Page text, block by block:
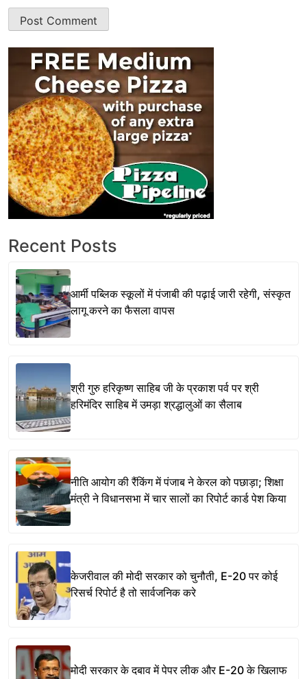
Recent Posts
आर्मी पब्लिक स्कूलों में पंजाबी की पढ़ाई जारी रहेगी, संस्कृत
लागू करने का फैसला वापस
श्री गुरु हरिकृष्ण साहिब जी के प्रकाश पर्व पर श्री
हरिमंदिर साहिब में उमड़ा श्रद्धालुओं का सैलाब
नीति आयोग की रैंकिंग में पंजाब ने केरल को पछाड़ा; शिक्षा
मंत्री ने विधानसभा में चार सालों का रिपोर्ट कार्ड पेश किया
केजरीवाल की मोदी सरकार को चुनौती, E-20 पर कोई
रिसर्च रिपोर्ट है तो सार्वजनिक करे
मोदी सरकार के दबाव में पेपर लीक और E-20 के खिलाफ